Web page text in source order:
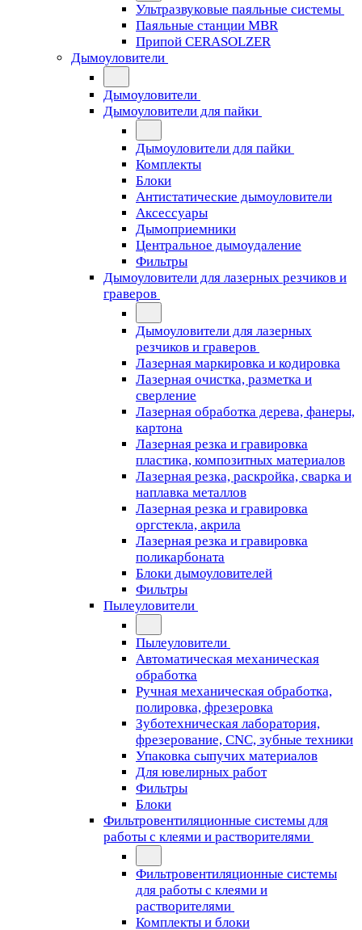
Ультразвуковые паяльные системы
Паяльные станции MBR
Припой CERASOLZER
Дымоуловители
Дымоуловители
Дымоуловители для пайки
Дымоуловители для пайки
Комплекты
Блоки
Антистатические дымоуловители
Аксессуары
Дымоприемники
Центральное дымоудаление
Фильтры
Дымоуловители для лазерных резчиков и
граверов
Дымоуловители для лазерных
резчиков и граверов
Лазерная маркировка и кодировка
Лазерная очистка, разметка и
сверление
Лазерная обработка дерева, фанеры,
картона
Лазерная резка и гравировка
пластика, композитных материалов
Лазерная резка, раскройка, сварка и
наплавка металлов
Лазерная резка и гравировка
оргстекла, акрила
Лазерная резка и гравировка
поликарбоната
Блоки дымоуловителей
Фильтры
Пылеуловители
Пылеуловители
Автоматическая механическая
обработка
Ручная механическая обработка,
полировка, фрезеровка
Зуботехническая лаборатория,
фрезерование, CNC, зубные техники
Упаковка сыпучих материалов
Для ювелирных работ
Фильтры
Блоки
Фильтровентиляционные системы для
работы с клеями и растворителями
Фильтровентиляционные системы
для работы с клеями и
растворителями
Комплекты и блоки